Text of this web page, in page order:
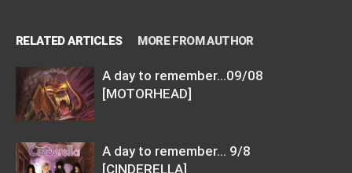
RELATED ARTICLES MORE FROM AUTHOR
A day to remember…09/08
[MOTORHEAD]
A day to remember… 9/8
[CINDERELLA]